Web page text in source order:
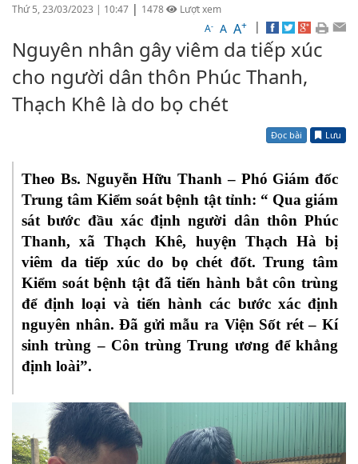
Thứ 5, 23/03/2023 | 10:47 | 1478
Lượt xem
A- A A+ |
Nguyên nhân gây viêm da tiếp xúc
cho người dân thôn Phúc Thanh,
Thạch Khê là do bọ chét
Đọc bài Lưu
Theo Bs. Nguyễn Hữu Thanh – Phó Giám đốc
Trung tâm Kiểm soát bệnh tật tỉnh: “ Qua giám
sát bước đầu xác định người dân thôn Phúc
Thanh, xã Thạch Khê, huyện Thạch Hà bị
viêm da tiếp xúc do bọ chét đốt. Trung tâm
Kiểm soát bệnh tật đã tiến hành bắt côn trùng
để định loại và tiến hành các bước xác định
nguyên nhân. Đã gửi mẫu ra Viện Sốt rét – Kí
sinh trùng – Côn trùng Trung ương để khẳng
định loài”.